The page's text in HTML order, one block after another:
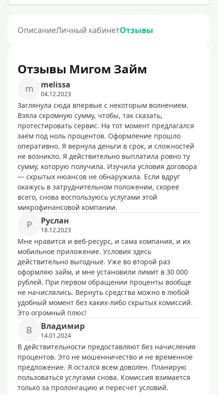
ОписаниеЛичный кабинетОтзывы
Отзывы Мигом Займ
m melissa
04.12.2023
Заглянула сюда впервые с некоторым волнением.
Взяла скромную сумму, чтобы, так сказать,
протестировать сервис. На тот момент предлагался
заём под ноль процентов. Оформление прошло
оперативно. Я вернула деньги в срок, и сложностей
не возникло. Я действительно выплатила ровно ту
сумму, которую получила. Изучила условия договора
— скрытых нюансов не обнаружила. Если вдруг
окажусь в затруднительном положении, скорее
всего, снова воспользуюсь услугами этой
микрофинансовой компании.
P Pуcлaн
18.12.2023
Мне нравится и веб-ресурс, и сама компания, и их
мобильное приложение. Условия здесь
действительно выгодные. Уже во второй раз
оформляю займ, и мне установили лимит в 30 000
рублей. При первом обращении проценты вообще
не начислялись. Вернуть средства можно в любой
удобный момент без каких-либо скрытых комиссий.
Это огромный плюс!
B Bлaдимиp
14.01.2024
В действительности предоставляют без начисления
процентов. Это не мошенничество и не временное
предложение. Я остался всем доволен. Планирую
пользоваться услугами снова. Комиссия взимается
только за пролонгацию и пересчет условий.